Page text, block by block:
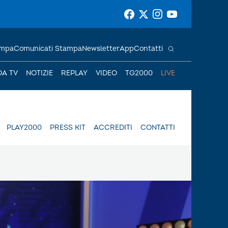
TV NOTIZIE REPLAY VIDEO TG2000 LIVE
Comunicati StampaNewsletterAppContatti
PLAY2000 PRESS KIT ACCREDITI CONTATTI